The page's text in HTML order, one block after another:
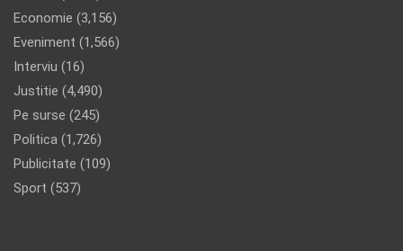
Economie (3,156)
Eveniment (1,566)
Interviu (16)
Justitie (4,490)
Pe surse (245)
Politica (1,726)
Publicitate (109)
Sport (537)